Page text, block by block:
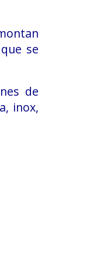
se
de
inox,